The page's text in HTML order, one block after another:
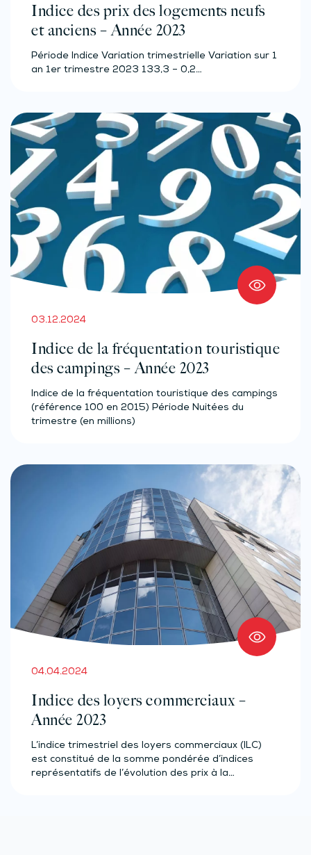
Indice des prix des logements neufs
et anciens – Année 2023
Période Indice Variation trimestrielle Variation sur 1
an 1er trimestre 2023 133,3 – 0,2…
03.12.2024
Indice de la fréquentation touristique
des campings – Année 2023
Indice de la fréquentation touristique des campings
(référence 100 en 2015) Période Nuitées du
trimestre (en millions)
04.04.2024
Indice des loyers commerciaux –
Année 2023
L’indice trimestriel des loyers commerciaux (ILC)
est constitué de la somme pondérée d’indices
représentatifs de l’évolution des prix à la…